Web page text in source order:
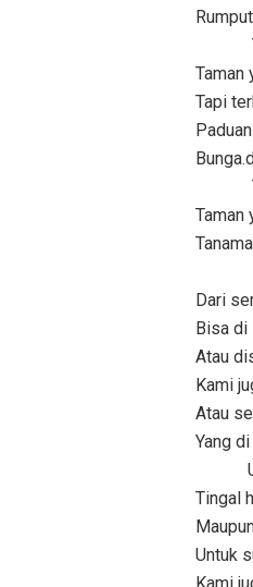
Taman
Tapi
Taman
Dari
Bisa di
Atau
Kami
Atau
Yang
Tingal
Untuk